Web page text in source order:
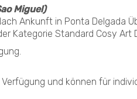
Miguel)
Ankunft in Ponta Delgada
Kategorie Standard Cosy
und können für